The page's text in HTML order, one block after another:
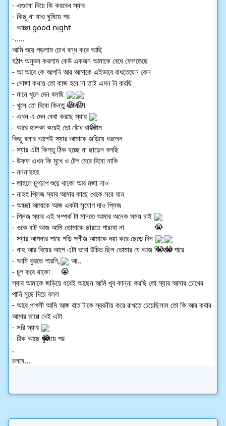
- এগুলো দিয়ে কি করবেন স্যার
- কিছু না যাও ঘুমিয়ে পর
- আচ্ছা good night
-.....
আমি শুয়ে পড়লাম চোখ বন্ধ করে আছি
হঠাৎ অনুভব করলাম কেউ একজন আমাকে বেধে ফেলতেছে
- আ আরে কে আপনি আর আমাকে এইভাবে বাধতেছেন কেন
- সোজা কথায় তো কাজ হবে না তাই এমন টা করছি
- মানে খুলে দেন বলছি
- খুলে তো দিবো কিন্তু এখন না
- এখন এ দেন বেথা করছে স্যার
- আরে হালকা করেই তো বেঁধে রাখলাম
কিছু বলার আগেই স্যার আমাকে জড়িয়ে ধরলেন
- স্যার এটা কিন্তু ঠিক হচ্ছে না ছাড়েন বলছি
- উফফ এখন কি মুখে ও টেপ মেরে দিবো নাকি
- নননাহহহ
- তাহলে চুপচাপ শুয়ে থাকো আর মজা নাও
- নাহহ প্লিজ স্যার আমার কাছে থেকে সরে যান
- আচ্ছা আমাকে আজ একটা সুযোগ দাও প্লিজ
- প্লিজ স্যার এই সম্পর্ক টা মানতে আমার অনেক সময় চাই
- ওকে বাট আজ আমি তোমাকে ছারতে পারবো না
- স্যার আপনার পায়ে পড়ি প্লীজ আমাকে দয়া করে ছেড়ে দিন
- নাহ আর বিয়ের আগে এটা ভাবা উচিত ছিল তোমার যে আজ কি হতে পারে
- আমি বুঝতে পারনি,
আ..
- চুপ করে থাকো
স্যার আমাকে জড়িয়ে ধরেই আছেন আমি খুব কান্না করছি তো স্যার আমার চোখের
পানি মুছে দিয়ে বলল
- আরে পাগলী আমি আজ রাত টাকে স্বরনীয় করে রাখতে চেয়েছিলাম তো কি আর করার
আমার ভাগ্গে নেই এটা
- সরি স্যার
- ঠিক আছে ঘুমিয়ে পর
.
চলবে...